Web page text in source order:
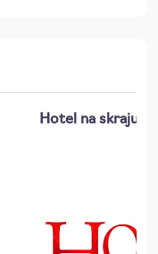
Hotel na skraju